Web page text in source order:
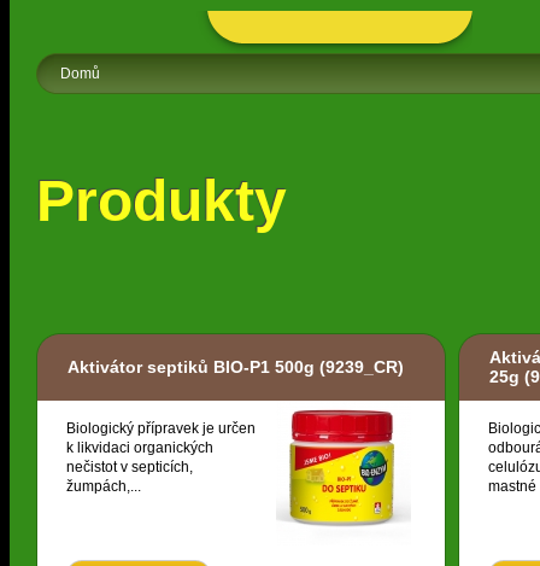
Domů
Produkty
Aktivátor septiků BIO-P1 500g (9239_CR)
Biologický přípravek je určen
k likvidaci organických
nečistot v septicích,
žumpách,...
25g
mastné